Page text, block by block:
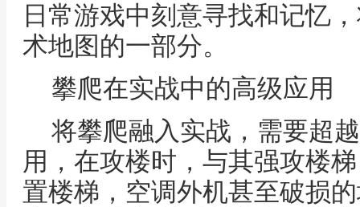
日常游戏中刻意寻找和记忆
术地图的一部分。
攀爬在实战中的高级应用
将攀爬融入实战，需要超
用，在攻楼时，与其强攻楼
置楼梯，空调外机甚至破损